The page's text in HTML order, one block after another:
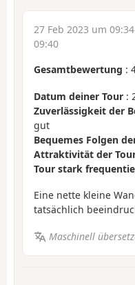
27 Feb 2023 um 09:34
09:40
Gesamtbewertung :
Datum deiner Tour :
Zuverlässigkeit der
gut
Bequemes Folgen
Attraktivität der
Tour stark
Eine nette kleine
tatsächlich
Maschinell